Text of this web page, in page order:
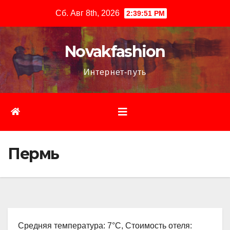
содержимому
Сб. Авг 8th, 2026 2:39:52 PM
Novakfashion
Интернет-путь
Пермь
Средняя температура: 7°C, Стоимость отеля: